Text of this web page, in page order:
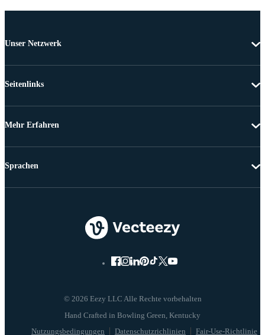
Unser Netzwerk
Seitenlinks
Mehr Erfahren
© 2026 Eezy LLC Alle Rechte vorbehalten
Nutzungsbedingungen Datenschutzrichlinien Fair-Use-Richtlinie
Sprachen